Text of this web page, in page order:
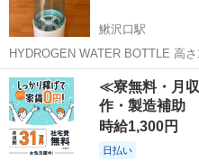
鰍沢口駅
HYDROGEN WATER BOTTLE 高
円でAmazonより買いました。
山梨 南巨摩郡 鰍沢口駅
≪寮無料・月
作・製造補助
時給1,300円
日払い